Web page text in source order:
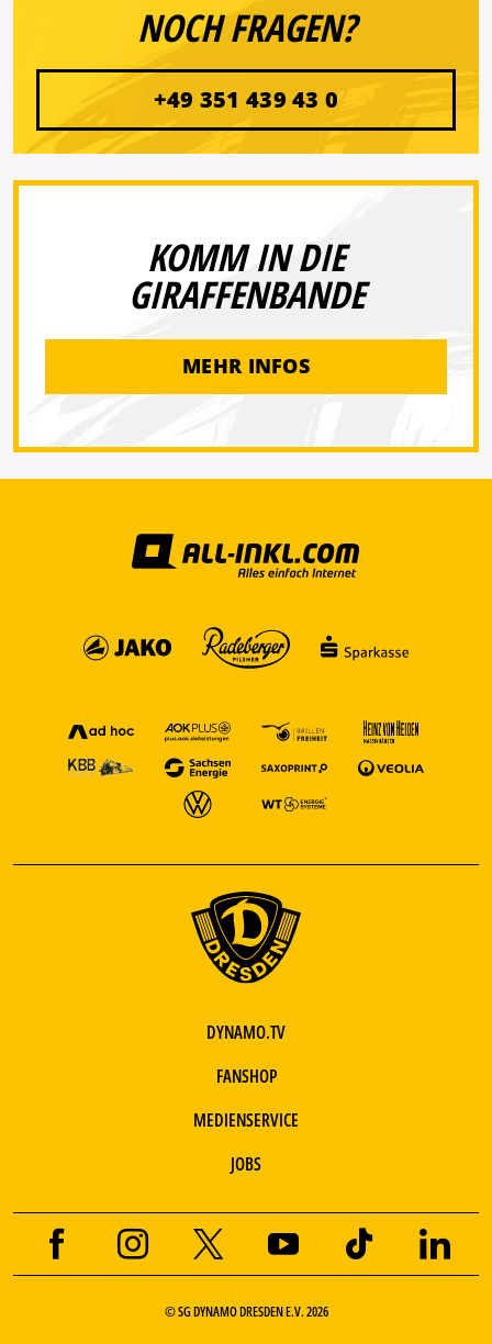
NOCH FRAGEN?
+49 351 439 43 0
KOMM IN DIE
GIRAFFENBANDE
MEHR INFOS
DYNAMO.TV
FANSHOP
MEDIENSERVICE
JOBS
© SG DYNAMO DRESDEN E.V. 2026